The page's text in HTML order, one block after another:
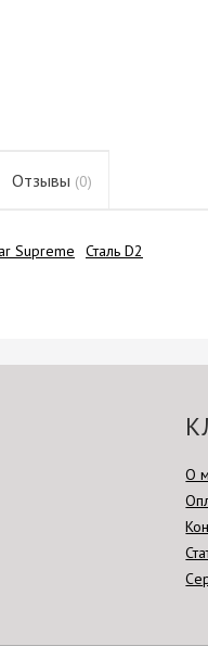
Отзывы (0)
Supreme
Сталь D2
О